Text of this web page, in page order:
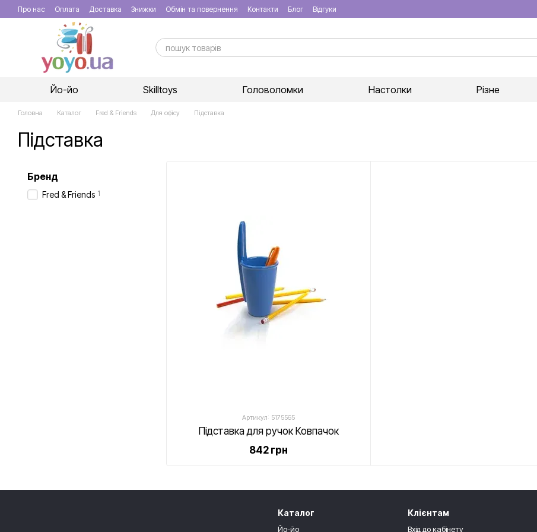
Перейти до основного контенту
Про нас Оплата Доставка Знижки Обмін та повернення Контакти Блог Відгуки
Йо-йо Skilltoys Головоломки Настолки Різне
Головна Каталог Fred & Friends Для офісу Підставка
Підставка
Артикул: 5175565
Підставка для ручок Ковпачок
842 грн
Бренд
Fred & Friends 1
Каталог
Йо-йо
Клієнтам
Вхід до кабінету